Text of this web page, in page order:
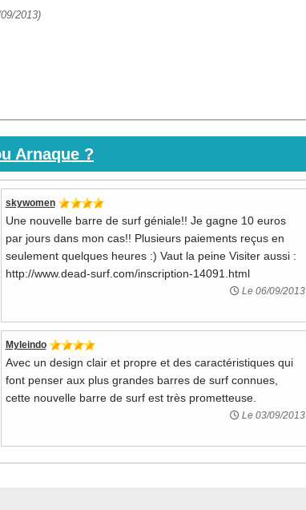
2013)
Arnaque ?
skywomen
Une nouvelle barre de surf géniale!! Je gagne 10 euros
par jours dans mon cas!! Plusieurs paiements reçus en
seulement quelques heures :) Vaut la peine Visiter aussi :
http://www.dead-surf.com/inscription-14091.html
Le 06/09/2013
Myleindo
Avec un design clair et propre et des caractéristiques qui
font penser aux plus grandes barres de surf connues,
cette nouvelle barre de surf est très prometteuse.
Le 03/09/2013